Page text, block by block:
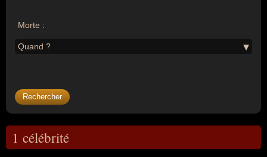
Morte :
Quand ?
1 célébrité